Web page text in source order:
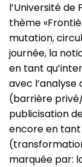
l’Université
thème
mutation,
journée, la
en tant
avec
(barrière
publicisation
encore en
marquée par: